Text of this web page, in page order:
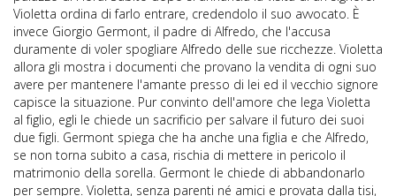
Violetta ordina di farlo entrare, credendolo il suo avvocato. È
invece Giorgio Germont, il padre di Alfredo, che l'accusa
duramente di voler spogliare Alfredo delle sue ricchezze. Violetta
allora gli mostra i documenti che provano la vendita di ogni suo
avere per mantenere l'amante presso di lei ed il vecchio signore
capisce la situazione. Pur convinto dell'amore che lega Violetta
al figlio, egli le chiede un sacrificio per salvare il futuro dei suoi
due figli. Germont spiega che ha anche una figlia e che Alfredo,
se non torna subito a casa, rischia di mettere in pericolo il
matrimonio della sorella. Germont le chiede di abbandonarlo
per sempre. Violetta, senza parenti né amici e provata dalla tisi,